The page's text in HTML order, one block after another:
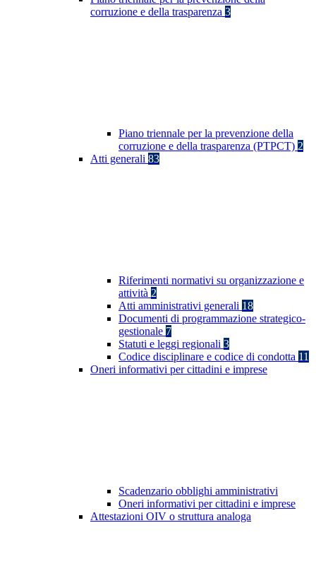
corruzione e della trasparenza 3
Piano triennale per la prevenzione della
corruzione e della trasparenza (PTPCT) 2
Atti generali 83
Riferimenti normativi su organizzazione e
attività 2
Atti amministrativi generali 18
Documenti di programmazione strategico-
gestionale 7
Statuti e leggi regionali 3
Codice disciplinare e codice di condotta 11
Oneri informativi per cittadini e imprese
Scadenzario obblighi amministrativi
Oneri informativi per cittadini e imprese
Attestazioni OIV o struttura analoga